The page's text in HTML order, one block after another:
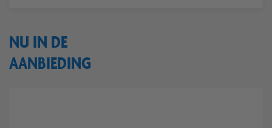
NU IN DE
AANBIEDING